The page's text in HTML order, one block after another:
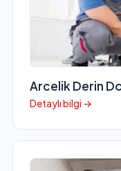
Arcelik Derin
Detaylı bilgi →